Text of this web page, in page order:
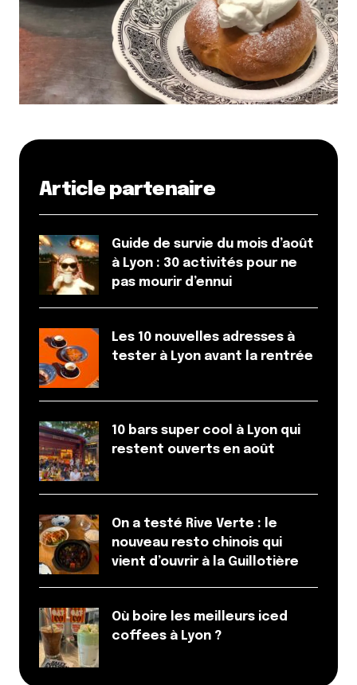
Article partenaire
Guide de survie du mois d’août
à Lyon : 30 activités pour ne
pas mourir d’ennui
Les 10 nouvelles adresses à
tester à Lyon avant la rentrée
10 bars super cool à Lyon qui
restent ouverts en août
On a testé Rive Verte : le
nouveau resto chinois qui
vient d’ouvrir à la Guillotière
Où boire les meilleurs iced
coffees à Lyon ?